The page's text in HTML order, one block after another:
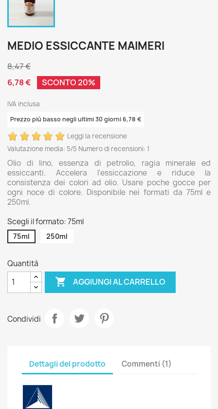
MEDIO ESSICCANTE MAIMERI
8,47 €
6,78 €
SCONTO 20%
IVA inclusa
Prezzo più basso negli ultimi 30 giorni 6,78 €
Leggi la recensione
Valutazione media: 5/5 Numero di recensioni: 1
Olio di lino, essenza di petrolio, ragia minerale ed
essiccanti. Accelera l'essiccazione e riduce la
consistenza dei colori ad olio. Usare poche gocce per
ogni noce di colore. Disponibile nei formati da 75ml e
250ml.
Scegli il formato: 75ml
75ml 250ml
Quantità
 AGGIUNGI AL CARRELLO
Condividi
Dettagli del prodotto Commenti (1)